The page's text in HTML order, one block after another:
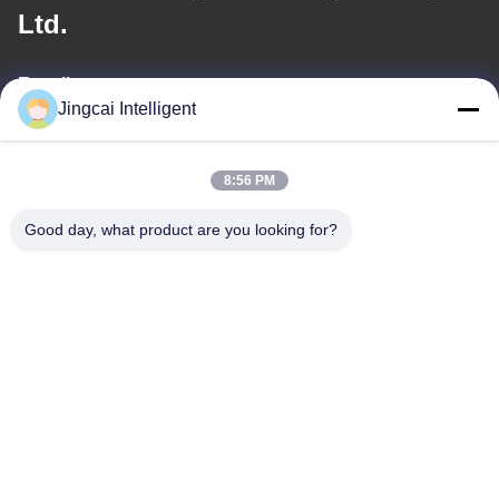
Ltd.
E-mail
Jingcai Intelligent
8:56 PM
Good day, what product are you looking for?